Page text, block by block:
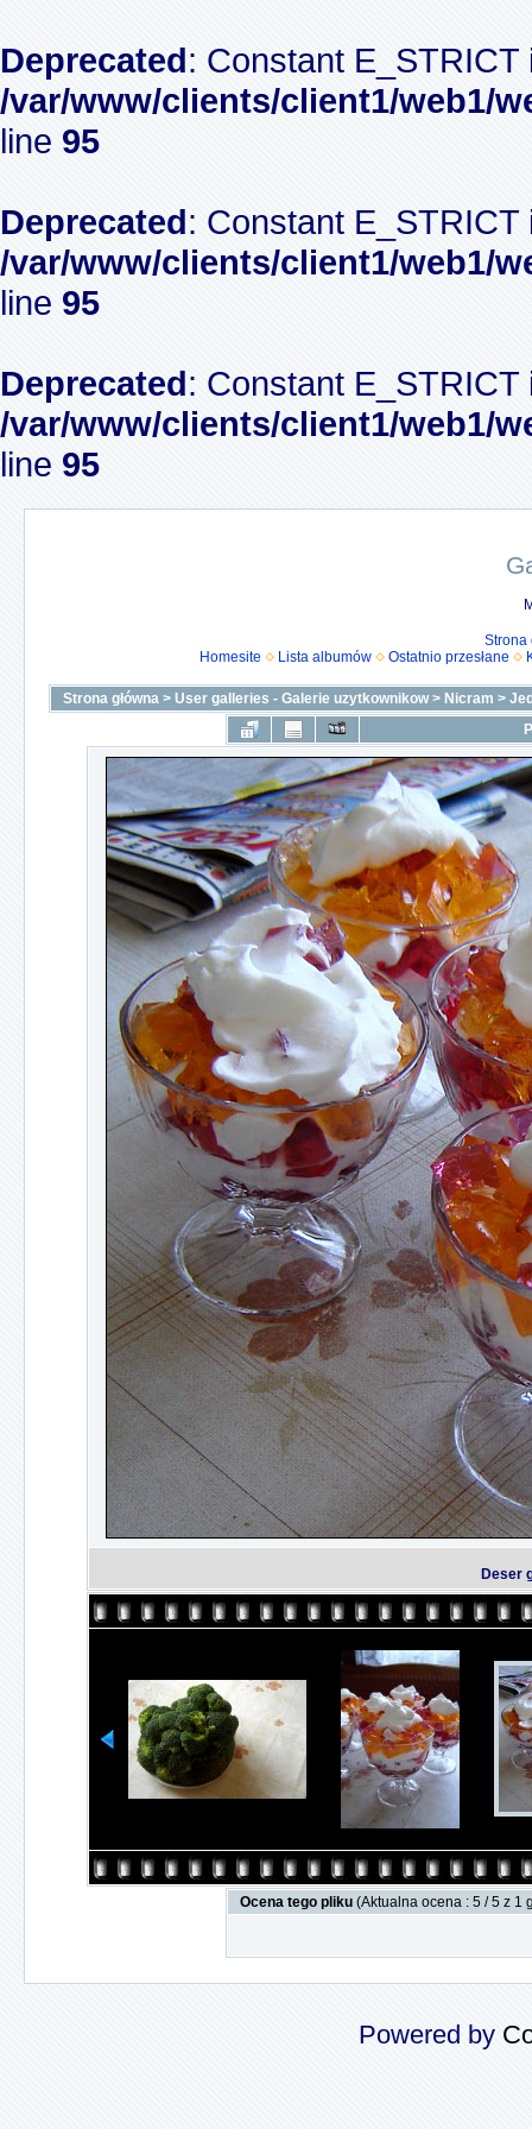
Deprecated: Constant
/var/www/clients/client1/web1/
line 95
Deprecated: Constant
/var/www/clients/client1/web1/
line 95
Deprecated: Constant
/var/www/clients/client1/web1/
line 95
Strona
Homesite
Lista albumów Ostatnio przesłane
Strona główna > User galleries - Galerie uzytkownikow> Nicram >
Deser
Ocena tego pliku (Aktualna ocena : 5 / 5 z 1
Powered by